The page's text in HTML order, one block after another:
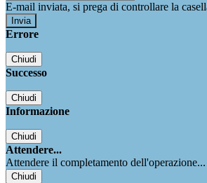
E-mail inviata, si prega di controllare la
Errore
Chiudi
Successo
Chiudi
Informazione
Chiudi
Attendere...
Attendere il completamento dell'operazione...
Chiudi